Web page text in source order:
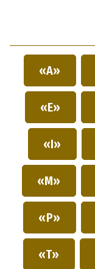
«A»
«E»
«I»
«M»
«P»
«T»